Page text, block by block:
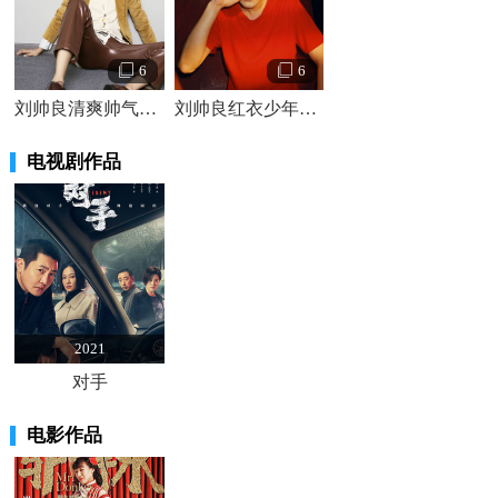
6
刘帅良清爽帅气写真照片
6
刘帅良红衣少年感写真照片
电视剧作品
2021
对手
电影作品